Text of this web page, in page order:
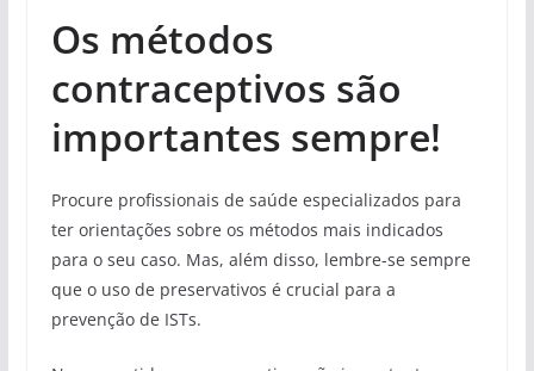
Os métodos
contraceptivos são
importantes sempre!
Procure profissionais de saúde especializados para
ter orientações sobre os métodos mais indicados
para o seu caso. Mas, além disso, lembre-se sempre
que o uso de preservativos é crucial para a
prevenção de ISTs.